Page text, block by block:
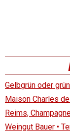
Gelbgrün oder
Maison Charles de
Reims,
Weingut Bauer •